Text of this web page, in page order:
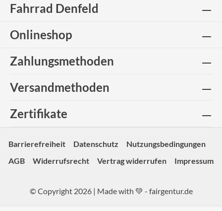
Fahrrad Denfeld
Onlineshop
Zahlungsmethoden
Versandmethoden
Zertifikate
Barrierefreiheit Datenschutz
Nutzungsbedingungen
AGB
Widerrufsrecht Vertrag widerrufen Impressum
© Copyright 2026 | Made with 💚 - fairgentur.de